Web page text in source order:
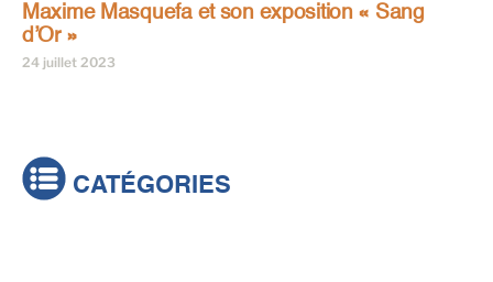
Maxime Masquefa et son exposition « Sang
d’Or »
24 juillet 2023
CATÉGORIES